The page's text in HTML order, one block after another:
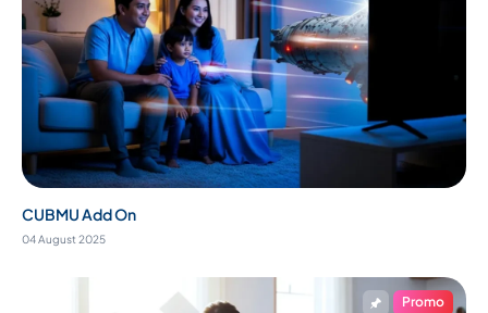
CUBMU Add On
04 August 2025
Promo